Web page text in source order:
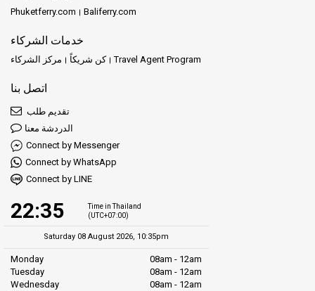
Phuketferry.com Baliferry.com
خدمات الشركاء
مركز الشركاء كن شريكاً Travel Agent Program
اتصل بنا
تقديم طلب
الدردشة معنا
Connect by Messenger
Connect by WhatsApp
Connect by LINE
22:35
Time in Thailand
(UTC+07:00)
Saturday 08 August 2026, 10:35pm
Monday
08am - 12am
Tuesday
08am - 12am
Wednesday
08am - 12am